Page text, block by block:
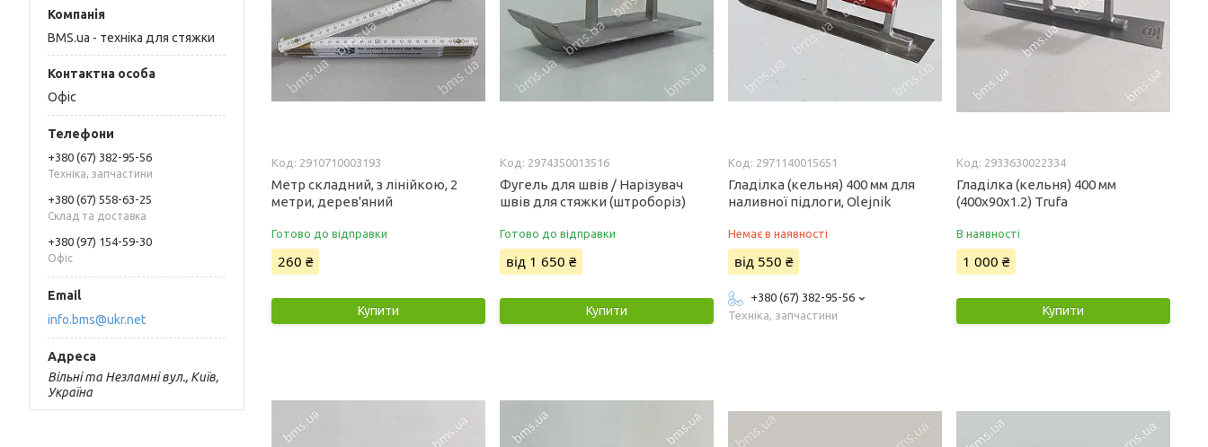
BMS.ua - техніка для стяжки
Офіс
+380 (67) 382-95-56
Техніка, запчастини
+380 (67) 558-63-25
Склад та доставка
+380 (97) 154-59-30
Офіс
info.bms@ukr.net
Вільні та Незламні вул., Київ,
Україна
2910710003193
Метр складний, з лінійкою, 2
метри, дерев'яний
Готово до відправки
260 ₴
Купити
2974350013516
Фугель для швів / Нарізувач
швів для стяжки (штроборіз)
Готово до відправки
від 1 650 ₴
Купити
2971140015651
Гладілка (кельня) 400 мм для
наливної підлоги, Olejnik
Немає в наявності
від 550 ₴
+380 (67) 382-95-56
Техніка, запчастини
2933630022334
Гладілка (кельня) 400 мм
(400х90х1.2) Trufa
В наявності
1 000 ₴
Купити